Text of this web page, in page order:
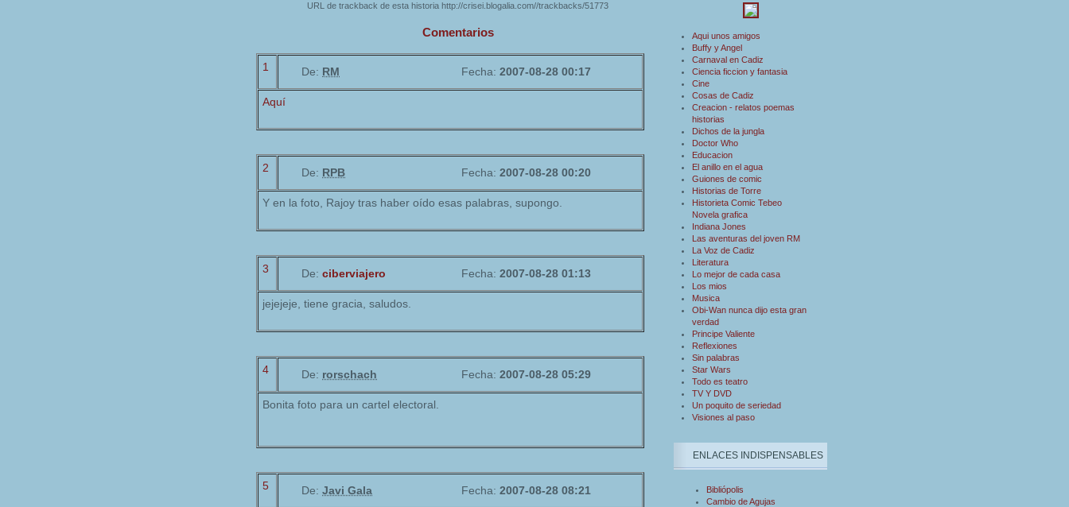
URL de trackback de esta historia http://crisei.blogalia.com//trackbacks/51773
Comentarios
1 De: RM Fecha: 2007-08-28 00:17
Aquí
2 De: RPB Fecha: 2007-08-28 00:20
Y en la foto, Rajoy tras haber oído esas palabras, supongo.
3 De: ciberviajero Fecha: 2007-08-28 01:13
jejejeje, tiene gracia, saludos.
4 De: rorschach Fecha: 2007-08-28 05:29
Bonita foto para un cartel electoral.
5 De: Javi Gala Fecha: 2007-08-28 08:21
Aqui unos amigos
Buffy y Angel
Carnaval en Cadiz
Ciencia ficcion y fantasia
Cine
Cosas de Cadiz
Creacion - relatos poemas
historias
Dichos de la jungla
Doctor Who
Educacion
El anillo en el agua
Guiones de comic
Historias de Torre
Historieta Comic Tebeo
Novela grafica
Indiana Jones
Las aventuras del joven RM
La Voz de Cadiz
Literatura
Lo mejor de cada casa
Los mios
Musica
Obi-Wan nunca dijo esta gran
verdad
Principe Valiente
Reflexiones
Sin palabras
Star Wars
Todo es teatro
TV Y DVD
Un poquito de seriedad
Visiones al paso
ENLACES INDISPENSABLES
Bibliópolis
Cambio de Agujas